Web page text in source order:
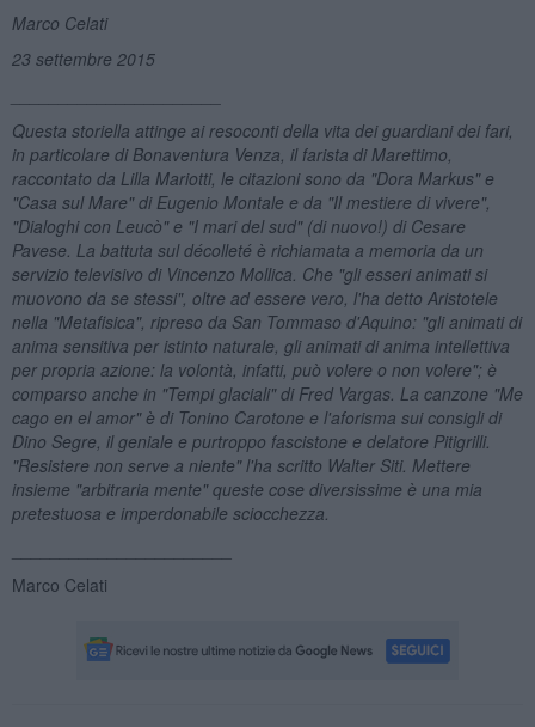
Marco Celati
23 settembre 2015
Questa storiella attinge ai resoconti della vita dei guardiani dei fari,
in particolare di Bonaventura Venza, il farista di Marettimo,
raccontato da Lilla Mariotti, le citazioni sono da "Dora Markus" e
"Casa sul Mare" di Eugenio Montale e da "Il mestiere di vivere",
"Dialoghi con Leucò" e "I mari del sud" (di nuovo!) di Cesare
Pavese. La battuta sul décolleté è richiamata a memoria da un
servizio televisivo di Vincenzo Mollica. Che "gli esseri animati si
muovono da se stessi", oltre ad essere vero, l'ha detto Aristotele
nella "Metafisica", ripreso da San Tommaso d'Aquino: "gli animati di
anima sensitiva per istinto naturale, gli animati di anima intellettiva
per propria azione: la volontà, infatti, può volere o non volere"; è
comparso anche in "Tempi glaciali" di Fred Vargas. La canzone "Me
cago en el amor" è di Tonino Carotone e l'aforisma sui consigli di
Dino Segre, il geniale e purtroppo fascistone e delatore Pitigrilli.
"Resistere non serve a niente" l'ha scritto Walter Siti. Mettere
insieme "arbitraria mente" queste cose diversissime è una mia
pretestuosa e imperdonabile sciocchezza.
Marco Celati